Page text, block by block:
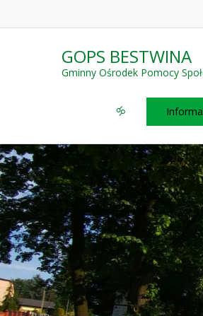
GOPS BESTWINA
Gminny Ośrodek Pomocy
🝰